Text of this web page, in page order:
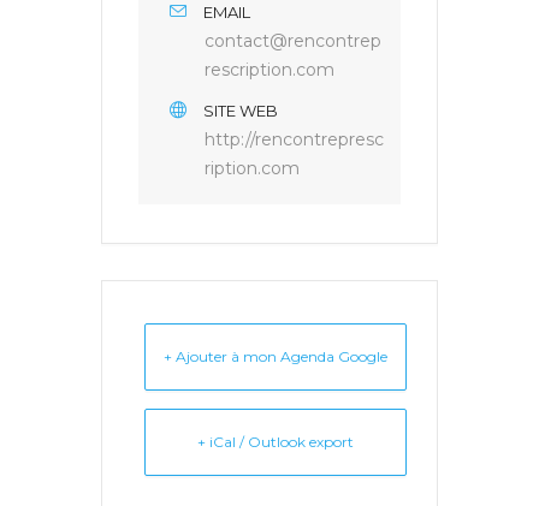
EMAIL
contact@rencontrep
rescription.com
SITE WEB
http://rencontrepresc
ription.com
+ Ajouter à mon Agenda Google
+ iCal / Outlook export